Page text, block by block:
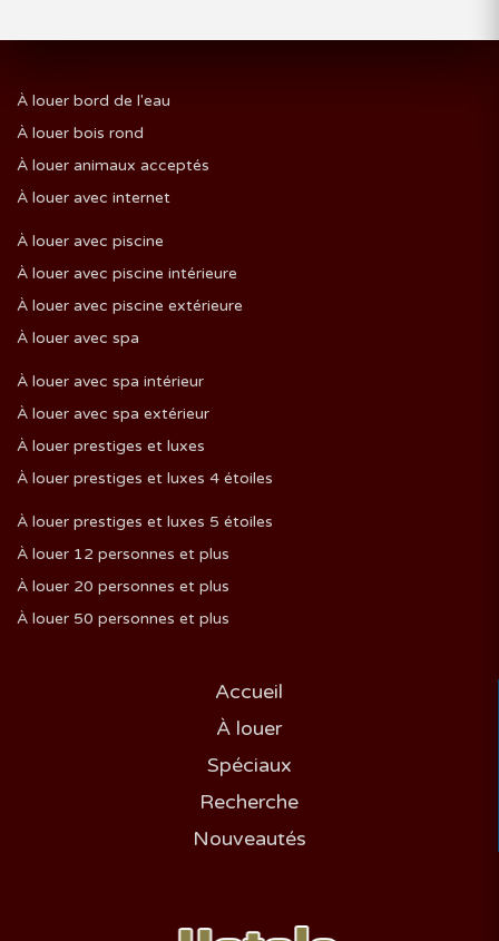
À louer bord de l'eau
À louer bois rond
À louer animaux acceptés
À louer avec internet
À louer avec piscine
À louer avec piscine intérieure
À louer avec piscine extérieure
À louer avec spa
À louer avec spa intérieur
À louer avec spa extérieur
À louer prestiges et luxes
À louer prestiges et luxes 4 étoiles
À louer prestiges et luxes 5 étoiles
À louer 12 personnes et plus
À louer 20 personnes et plus
À louer 50 personnes et plus
Accueil
À louer
Spéciaux
Recherche
Nouveautés